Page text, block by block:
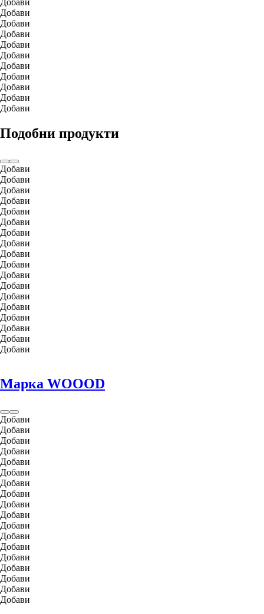
Добави
Добави
Добави
Добави
Добави
Добави
Добави
Добави
Добави
Добави
Добави
Подобни продукти
Добави
Добави
Добави
Добави
Добави
Добави
Добави
Добави
Добави
Добави
Добави
Добави
Добави
Добави
Добави
Добави
Добави
Добави
Марка WOOOD
Добави
Добави
Добави
Добави
Добави
Добави
Добави
Добави
Добави
Добави
Добави
Добави
Добави
Добави
Добави
Добави
Добави
Добави